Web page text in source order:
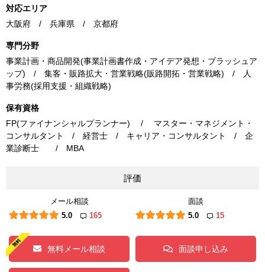
対応エリア
大阪府 / 兵庫県 / 京都府
専門分野
事業計画・商品開発(事業計画書作成・アイデア発想・ブラッシュア
ップ) / 集客・販路拡大・営業戦略(販路開拓・営業戦略) / 人
事労務(採用支援・組織戦略)
保有資格
FP(ファイナンシャルプランナー) / マスター・マネジメント・
コンサルタント / 経営士 / キャリア・コンサルタント / 企
業診断士 / MBA
評価
メール相談
5.0
165
面談
5.0
15
無料メール相談 面談申し込み